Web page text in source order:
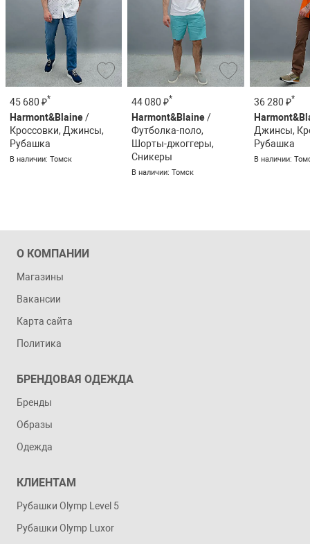
45 680 ₽*
Harmont&Blaine/
Кроссовки, Джинсы,
Рубашка
В наличии: Томск
44 080 ₽*
Harmont&Blaine/
Футболка-поло,
Шорты-джоггеры,
Сникеры
В наличии: Томск
36 280 ₽*
Джинсы,
Рубашка
В наличии:
О КОМПАНИИ
Магазины
Вакансии
Карта сайта
Политика
БРЕНДОВАЯ ОДЕЖДА
Бренды
Образы
Одежда
КЛИЕНТАМ
Рубашки Olymp Level 5
Рубашки Olymp Luxor